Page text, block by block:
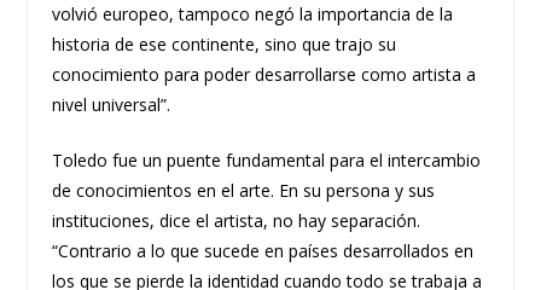
volvió europeo, tampoco negó la importancia de la
historia de ese continente, sino que trajo su
conocimiento para poder desarrollarse como artista a
nivel universal”.
Toledo fue un puente fundamental para el intercambio
de conocimientos en el arte. En su persona y sus
instituciones, dice el artista, no hay separación.
“Contrario a lo que sucede en países desarrollados en
los que se pierde la identidad cuando todo se trabaja a